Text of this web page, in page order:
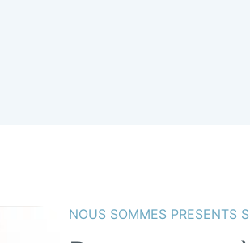
NOUS SOMMES PRESENTS